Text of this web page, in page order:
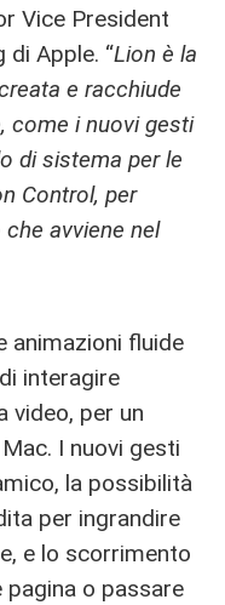
Vice President
Apple. “Lion è la
e racchiude
come i nuovi gesti
di sistema per le
Control, per
avviene nel
animazioni fluide
interagire
video, per un
I nuovi gesti
la possibilità
per ingrandire
e lo scorrimento
o passare